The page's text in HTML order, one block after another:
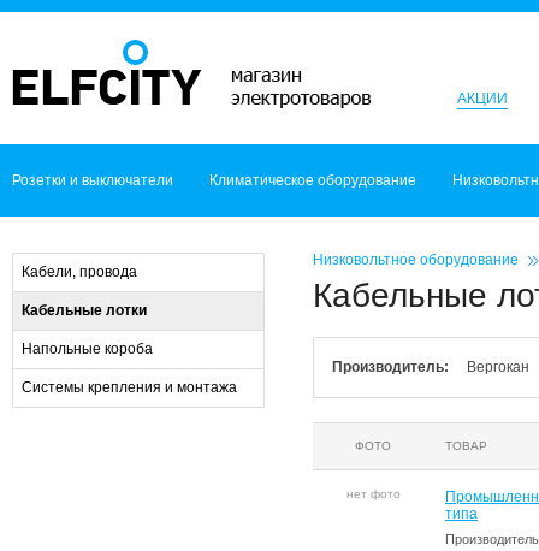
АКЦИИ
Розетки и выключатели Климатическое оборудование
Кабели, провода
Кабельные лотки
Напольные короба
Системы крепления и монтажа
Низковольтное оборудование
Кабельные
Производитель: Вергокан
ФОТО ТОВАР
нет фото
типа